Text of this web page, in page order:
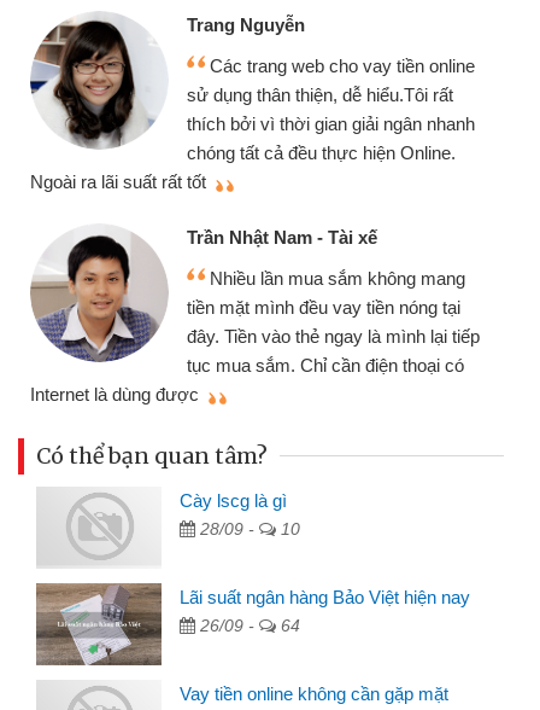
Đoàn Hữu Cảnh
Mình cần tiền gấp nên định cầm cố
chiếc xe wave nhưng thật may đã có
gói vay tiền bằng CMND online không
cần gặp mặt nên rất tiện lợi, sẽ giới
thiệu cho bạn bè biết
Cấn Văn Lực - Tạp hóa
Tôi kinh doanh buôn bán nhỏ lẻ
nhiều lúc cần vốn nhập hàng, nhờ biết
đến website qua bạn bè giới thiệu tôi
đã giải quyết được công việc của
Có thể bạn quan tâm?
Cày lscg là gì
28/09 - 10
Lãi suất ngân hàng Bảo Việt hiện nay
26/09 - 64
Vay tiền online không cần gặp mặt